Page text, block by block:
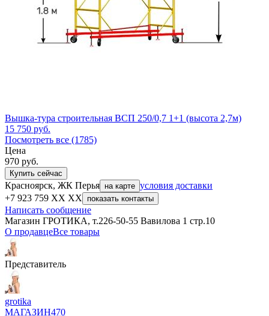
Вышка-тура строительная ВСП 250/0,7 1+1 (высота 2,7м)
15 750 руб.
Посмотреть все (1785)
Цена
970 руб.
Купить сейчас
Красноярск, ЖК Перья на карте условия доставки
+7 923 759 XX XX
показать контакты
Написать сообщение
Магазин ГРОТИКА, т.226-50-55 Вавилова 1 стр.10
О продавцеВсе товары
Представитель
grotika
МАГАЗИН470